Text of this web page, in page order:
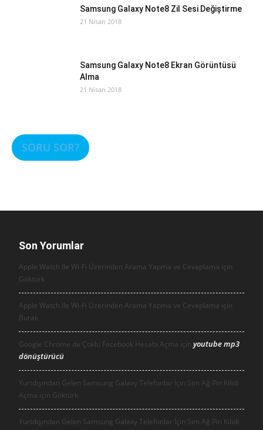
Samsung Galaxy Note8 Zil Sesi Değiştirme
21 Nisan 2018
Samsung Galaxy Note8 Ekran Görüntüsü
Alma
21 Nisan 2018
SORU SOR?
Son Yorumlar
Apple Watch İle Wi-Fi Üzerinden Arama Yapma ve Cevaplama için
Göktürk
Apple Watch İle Wi-Fi Üzerinden Arama Yapma ve Cevaplama için
Burak
Google Chrome da Çoklu Facebook Hesabı Açma için youtube mp3
dönüştürücü
Yurtdışından Gelen Samsung Galaxy Telefonlar İçin Sim Ağ Pin Kilidi
Açma için Göktürk
Yurtdışından Gelen Samsung Galaxy Telefonlar İçin Sim Ağ Pin Kilidi